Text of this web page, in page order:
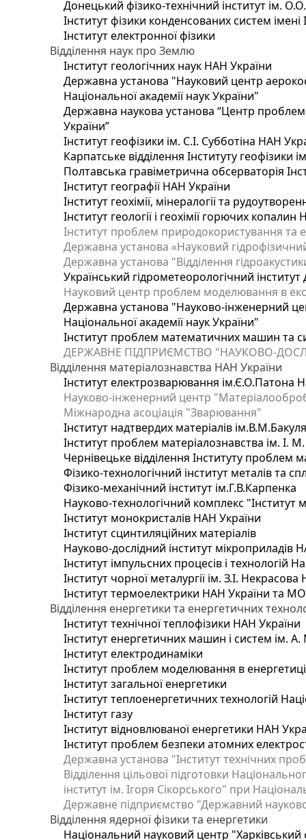
Донецький фізико-технічний інститут ім.
Інститут фізики конденсованих систем
Інститут електронної фізики
Відділення наук про Землю
Інститут геологічних наук НАН України
Державна установа "Науковий центр
Національної академії наук України"
Державна наукова установа “Центр проблем
України”
Інститут геофізики ім. С.І. Субботіна НАН
Карпатське відділення Інституту геофізики
Полтавська гравіметрична обсерваторія
Інститут географії НАН України
Інститут геохімії, мінералогії та
Інститут геології і геохімії горючих
Інститут проблем природокористування та
Державна установа «Науковий
Державна установа "Відділення
Український гідрометеорологічний
Науковий центр проблем моделювання в
Державна установа "Науково-інженерний
Національної академії наук України"
Інститут проблем математичних машин та
ДЕРЖАВНЕ ПІДПРИЄМСТВО "НАУКОВО-
Відділення матеріалознавства НАН України
Інститут електрозварювання ім.Є.О.Патона
Науково-інженерний центр
Міжнародна асоціація "Зварювання"
Інститут надтвердих матеріалів
Інститут проблем матеріалознавства ім. І.
Чернівецьке відділення Інституту проблем
Фізико-технологічний інститут металів та
Фізико-механічний інститут ім.Г.В.Карпенка
Науково-технологічний комплекс "Інститут
Інститут монокристалів НАН України
Інститут сцинтиляційних матеріалів
Науково-дослідний інститут мікроприладів
Інститут імпульсних процесів і технологій
Інститут чорної металургії ім. З.І.
Інститут термоелектрики НАН України та
Відділення енергетики та енергетичних
Інститут технічної теплофізики НАН України
Інститут енергетичних машин і систем ім.
Інститут електродинаміки
Інститут проблем моделювання в
Інститут загальної енергетики
Інститут теплоенергетичних технологій
Інститут газу
Інститут відновлюваної енергетики НАН
Інститут проблем безпеки атомних
Державна установа "Інститут технічних
Відділення цільової підготовки
інститут ім. Ігоря Сікорського" при
Державне підприємство "Державний
Відділення ядерної фізики та енергетики
Національний науковий центр "Харківський